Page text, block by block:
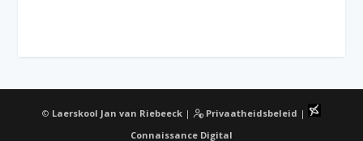
© Laerskool Jan van Riebeeck| Privaatheidsbeleid |
Connaissance Digital